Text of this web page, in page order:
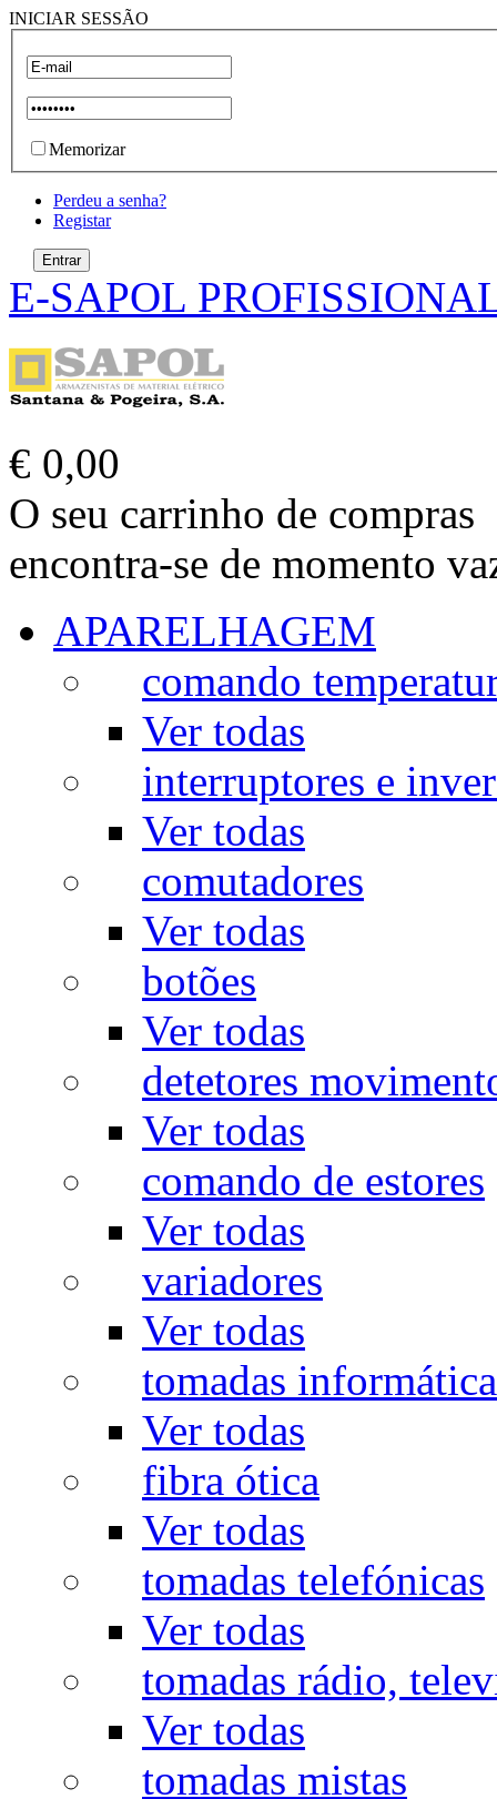
INICIAR SESSÃO
Memorizar
Perdeu a senha?
Registar
E-SAPOL
€ 0,00
O seu carrinho de compras
encontra-se de momento
APARELHAGEM
comando
Ver todas
interruptores e
Ver todas
comutadores
Ver todas
botões
Ver todas
detetores
Ver todas
comando de estores
Ver todas
variadores
Ver todas
tomadas
Ver todas
fibra ótica
Ver todas
tomadas telefónicas
Ver todas
tomadas rádio,
Ver todas
tomadas mistas